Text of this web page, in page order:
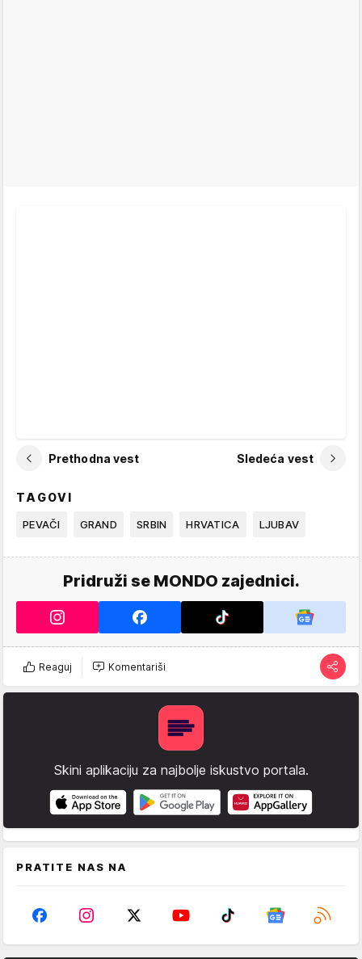
Prethodna vest Sledeća vest
TAGOVI
PEVAČI GRAND SRBIN HRVATICA LJUBAV
Pridruži se MONDO zajednici.
Reaguj Komentariši
Skini aplikaciju za najbolje iskustvo portala.
PRATITE NAS NA